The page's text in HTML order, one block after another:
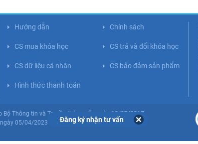
Đăng ký nhận tư vấn
Hướng dẫn Chính sách
CS mua khóa học CS trả và đổi khóa học
CS dữ liệu cá nhân CS bảo đảm sản phẩm
Hình thức thanh toán
Thông tin và Truyền thông cấp ngày 10/07/2017.
05/04/2023 (Lần 5).